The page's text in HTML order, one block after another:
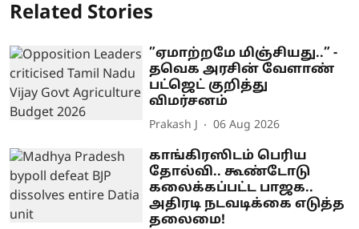
Related Stories
”ஏமாற்றமே மிஞ்சியது..” -
தவெக அரசின் வேளாண்
பட்ஜெட் குறித்து
விமர்சனம்
Prakash J 06 Aug 2026
காங்கிரஸிடம் பெரிய
தோல்வி.. கூண்டோடு
கலைக்கப்பட்ட பாஜக..
அதிரடி நடவடிக்கை எடுத்த
தலைமை!